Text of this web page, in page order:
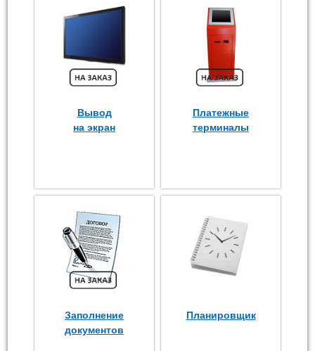
Вывод
на экран
Платежные
терминалы
Заполнение
документов
Планировщик